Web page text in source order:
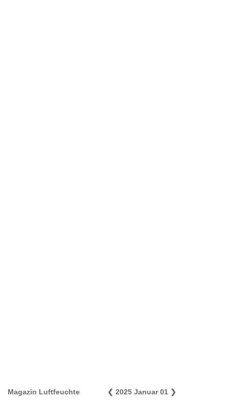
Magazin Luftfeuchte ❮ 2025 Januar 01 ❯